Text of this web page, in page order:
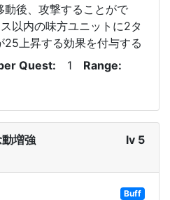
後、攻撃することがで
以内の味方ユニットに2タ
25上昇する効果を付与する
Quest 1
Range
増強 lv 5
Buff